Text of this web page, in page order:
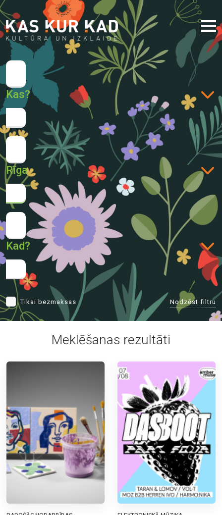
Kas?
Rīga
Kad?
Tikai bezmaksas Nodzēst filtru
Meklēšanas rezultāti